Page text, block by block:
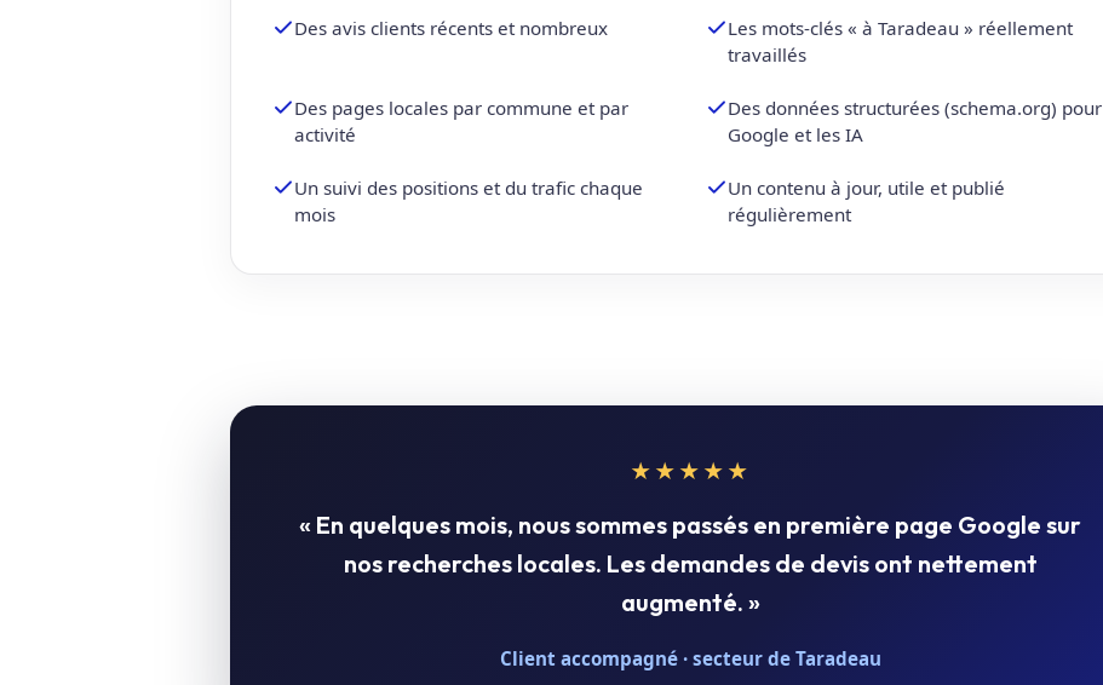
Des avis clients récents et nombreux
Les mots-clés « à Taradeau » réellement
travaillés
Des pages locales par commune et par
activité
Des données structurées (schema.org) pour
Google et les IA
Un suivi des positions et du trafic chaque
mois
Un contenu à jour, utile et publié
régulièrement
★★★★★
« En quelques mois, nous sommes passés en première page Google sur
nos recherches locales. Les demandes de devis ont nettement
augmenté. »
Client accompagné · secteur de Taradeau